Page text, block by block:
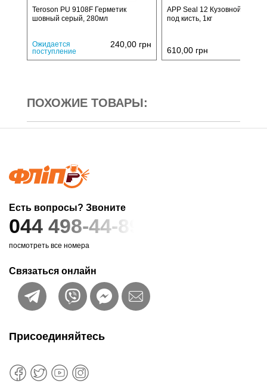
Teroson PU 9108F Герметик
шовный серый, 280мл
Ожидается
поступление
240,00 грн
APP Seal 12 Кузовной
под кисть, 1кг
610,00 грн
ПОХОЖИЕ ТОВАРЫ:
Есть вопросы? Звоните
044 498-44-89
посмотреть все номера
Связаться онлайн
Присоединяйтесь